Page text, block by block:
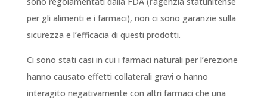
per gli alimenti e i farmaci), non ci sono garanzie sulla
sicurezza e l’efficacia di questi prodotti.
Ci sono stati casi in cui i farmaci naturali per l’erezione
hanno causato effetti collaterali gravi o hanno
interagito negativamente con altri farmaci che una